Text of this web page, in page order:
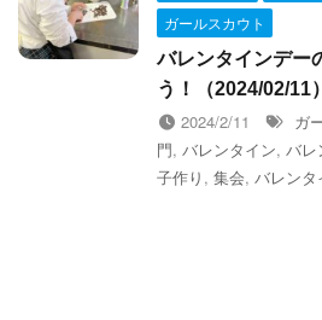
ガールスカウト
バレンタインデー
う！（2024/02/11）
2024/2/11 ガ
門, バレンタイン, バレ
子作り , 集会, バレンタ